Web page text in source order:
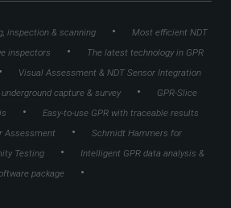
inspection & scanning •
Most efficient NDT
inspectors
•
The latest technology in GPR
• Visual Assessment & NDT Sensor Integration
capture & survey •
GPR-Slice
• Easy-to-use GPR with traceable results
Assessment •
Schmidt Hammers for
Testing
•
Intelligent GPR data analysis &
package
•